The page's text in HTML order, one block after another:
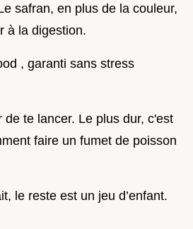
safran, en plus de la couleur,
à la digestion.
, garanti sans stress
de te lancer. Le plus dur, c'est
faire un fumet de poisson
le reste est un jeu d’enfant.